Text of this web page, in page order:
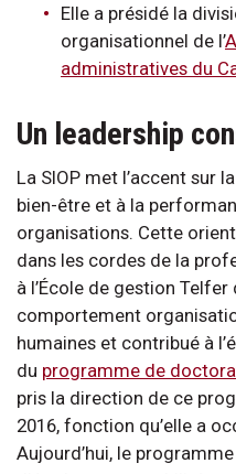
Elle a présidé la
organisationnel de l’
administratives du
Un leadership
La SIOP met l’accent sur
bien-être et à la
organisations. Cette
dans les cordes de la
à l’École de gestion
comportement
humaines et contribué à
du programme de
pris la direction de ce
2016, fonction qu’elle a
Aujourd’hui, le